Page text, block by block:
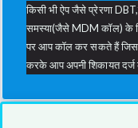
किसी भी ऐप जैसे प्रेरणा
समस्या(जैसे MDM कॉल) के
पर आप कॉल कर सकते हैं
करके आप अपनी शिकायत